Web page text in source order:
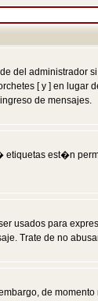
del administrador
[ y ] en
de mensajes.
est�n
usados para
Trate de no
de